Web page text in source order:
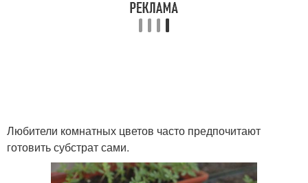
Любители комнатных цветов часто предпочитают
готовить субстрат сами.